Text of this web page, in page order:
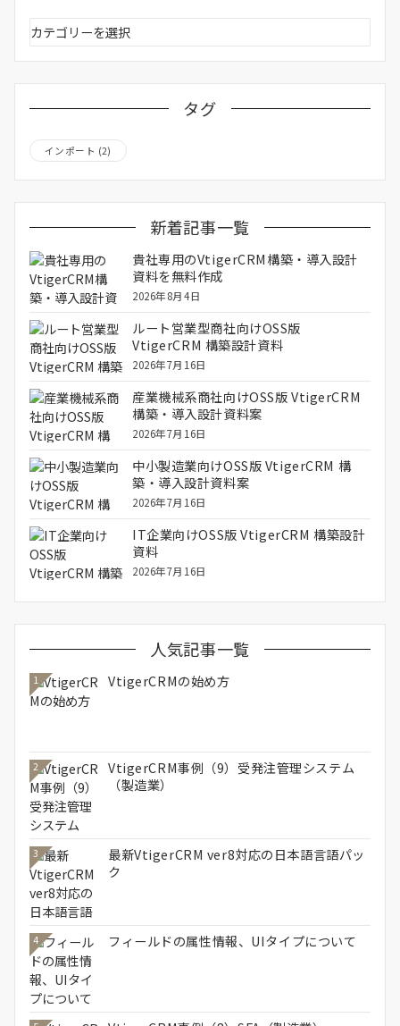
カ
テ
ゴ
タグ
インポート (2)
新着記事一覧
貴社専用のVtigerCRM構築・導入設計
資料を無料作成
2026年8月4日
ルート営業型商社向けOSS版
VtigerCRM 構築設計資料
2026年7月16日
産業機械系商社向けOSS版 VtigerCRM
構築・導入設計資料案
2026年7月16日
中小製造業向けOSS版 VtigerCRM 構
築・導入設計資料案
2026年7月16日
IT企業向けOSS版 VtigerCRM 構築設計
資料
2026年7月16日
人気記事一覧
1 VtigerCRMの始め方
2
VtigerCRM事例（9）受発注管理システム
（製造業）
3
最新VtigerCRM ver8対応の日本語言語パッ
ク
4 フィールドの属性情報、UIタイプについて